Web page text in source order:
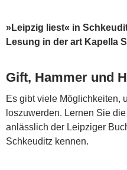
»Leipzig liest« in
Lesung in der art Kapella
Gift, Hammer und
Es gibt viele Möglichkeiten,
loszuwerden. Lernen Sie
anlässlich der Leipziger
Schkeuditz kennen.